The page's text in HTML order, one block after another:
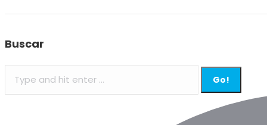
Buscar